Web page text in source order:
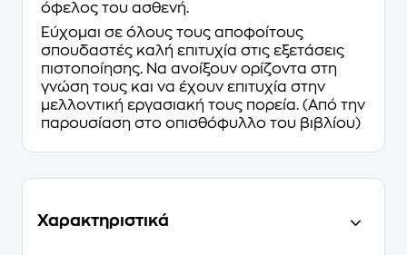
όφελος του ασθενή.
Εύχομαι σε όλους τους αποφοίτους
σπουδαστές καλή επιτυχία στις εξετάσεις
πιστοποίησης. Να ανοίξουν ορίζοντα στη
γνώση τους και να έχουν επιτυχία στην
μελλοντική εργασιακή τους πορεία. (Από την
παρουσίαση στο οπισθόφυλλο του βιβλίου)
Χαρακτηριστικά